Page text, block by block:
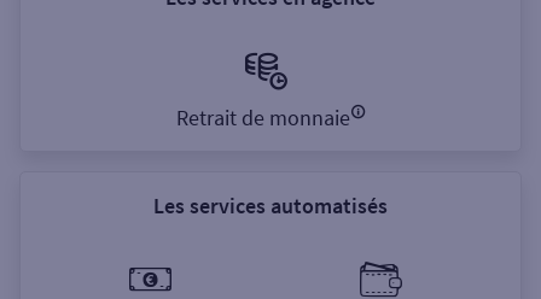
Retrait de monnaie
Les services automatisés